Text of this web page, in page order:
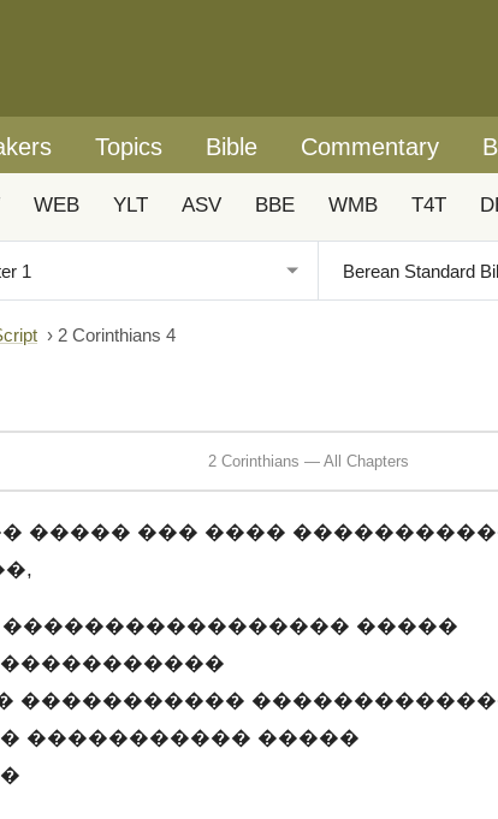
Topics Bible Commentary
WEB YLT ASV BBE WMB T4T
› 2 Corinthians 4
2 Corinthians — All Chapters
����� ��� ����
�����
�����������
����������� �����